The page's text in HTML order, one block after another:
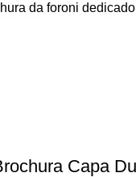
da foroni
Capa